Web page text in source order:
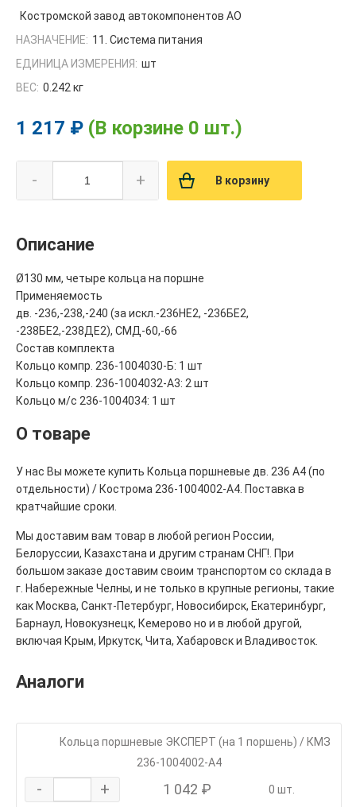
Костромской завод автокомпонентов АО
НАЗНАЧЕНИЕ: 11. Система питания
ЕДИНИЦА ИЗМЕРЕНИЯ: шт
ВЕС: 0.242 кг
1 217 ₽ (В корзине 0 шт.)
- + В корзину
Описание
Ø130 мм, четыре кольца на поршне
Применяемость
дв. -236,-238,-240 (за искл.-236НЕ2, -236БЕ2,
-238БЕ2,-238ДЕ2), СМД-60,-66
Состав комплекта
Кольцо компр. 236-1004030-Б: 1 шт
Кольцо компр. 236-1004032-А3: 2 шт
Кольцо м/с 236-1004034: 1 шт
О товаре
У нас Вы можете купить Кольца поршневые дв. 236 А4 (по
отдельности) / Кострома 236-1004002-А4. Поставка в
кратчайшие сроки.
Мы доставим вам товар в любой регион России,
Белоруссии, Казахстана и другим странам СНГ!. При
большом заказе доставим своим транспортом со склада в
г. Набережные Челны, и не только в крупные регионы, такие
как Москва, Санкт-Петербург, Новосибирск, Екатеринбург,
Барнаул, Новокузнецк, Кемерово но и в любой другой,
включая Крым, Иркутск, Чита, Хабаровск и Владивосток.
Аналоги
Кольца поршневые ЭКСПЕРТ (на 1 поршень) / КМЗ
236-1004002-А4
- + 1 042 ₽ 0 шт.